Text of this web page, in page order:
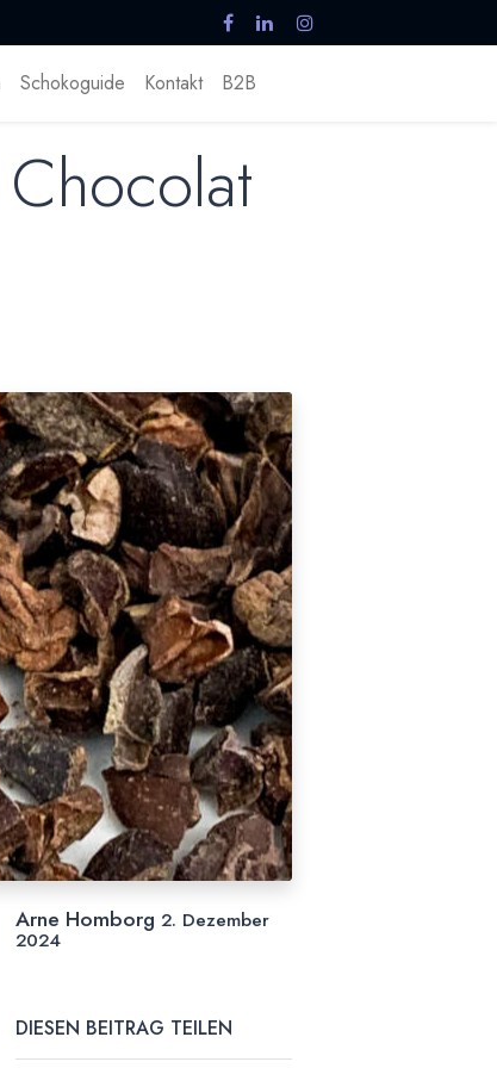
Schokoguide Kontakt B2B
Arne Homborg 2. Dezember
2024
DIESEN BEITRAG TEILEN